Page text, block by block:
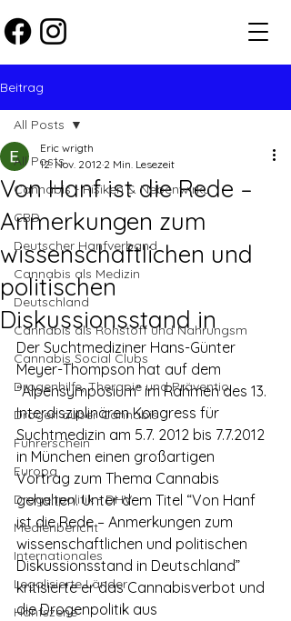
Beitrag
All Posts
Cannabis - Risiken & Nebenwirku
CBD
Deutscher Hanfverband
Cannabis als Medizin
Deutschland
Cannabis als Rohstoff und Nahrungsm
Cannabis Social Clubs
Drogenhilfe, Therapie und Präventio
Drogen außer Cannabis
Führerschein
Europa
Drogenpolitik - DHV
Medienbericht
Internationales
Legalisierte Länder
Hanfszene
All Posts
Von Hanf ist die Rede –
Anmerkungen zum
wissenschaftlichen und
politischen
Diskussionsstand in
Eric wrigth
12. Nov. 2012 2 Min. Lesezeit
Der Suchtmediziner Hans-Günter
Meyer-Thompson hat auf dem
“Alpensymposium” im Rahmen des 13.
Interdisziplinären Kongress für
Suchtmedizin am 5.7. 2012 bis 7.7.2012
in München einen großartigen
Vortrag zum Thema Cannabis
gehalten. Unter dem Titel “Von Hanf
ist die Rede – Anmerkungen zum
wissenschaftlichen und politischen
Diskussionsstand in Deutschland”
kritisierte er das Cannabisverbot und
die Drogenpolitik aus